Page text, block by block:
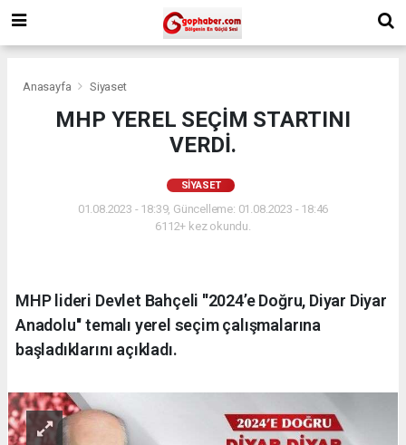
Anasayfa Siyaset
MHP YEREL SEÇİM STARTINI
VERDİ.
SIYASET
01.08.2023 - 18:39, Güncelleme: 01.08.2023 - 18:46
6112+ kez okundu.
MHP lideri Devlet Bahçeli ''2024’e Doğru, Diyar Diyar
Anadolu'' temalı yerel seçim çalışmalarına
başladıklarını açıkladı.